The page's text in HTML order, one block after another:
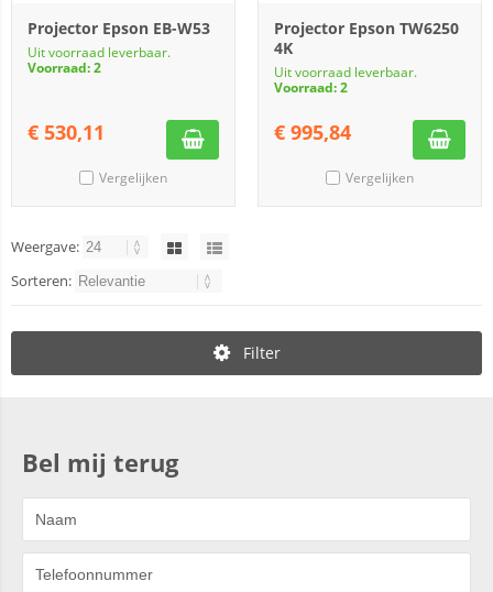
Projector Epson EB-W53
Uit voorraad leverbaar.
Voorraad: 2
€ 530,11
Vergelijken
Projector Epson TW6250
4K
Uit voorraad leverbaar.
Voorraad: 2
€ 995,84
Vergelijken
Weergave:
Sorteren:
Filter
Bel mij terug